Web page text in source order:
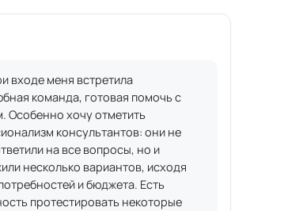
входе меня встретила
команда, готовая помочь с
Особенно хочу отметить
консультантов: они не
на все вопросы, но и
несколько вариантов, исходя
и бюджета. Есть
протестировать некоторые